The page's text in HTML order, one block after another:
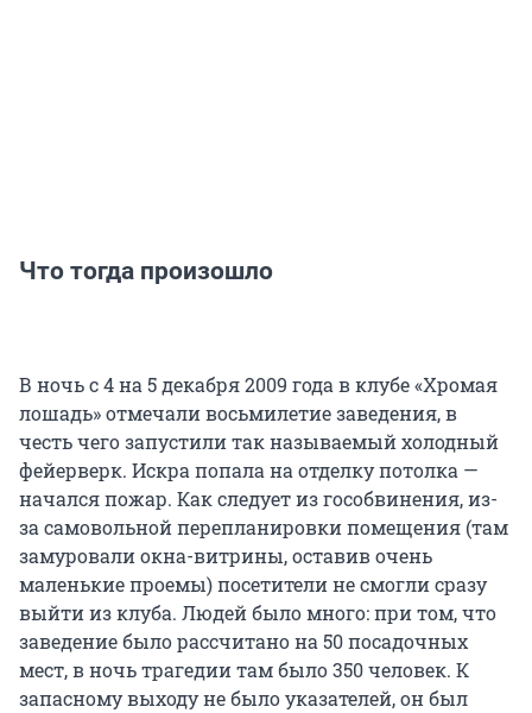
Что тогда произошло
В ночь с 4 на 5 декабря 2009 года в клубе «Хромая
лошадь» отмечали восьмилетие заведения, в
честь чего запустили так называемый холодный
фейерверк. Искра попала на отделку потолка —
начался пожар. Как следует из гособвинения, из-
за самовольной перепланировки помещения (там
замуровали окна-витрины, оставив очень
маленькие проемы) посетители не смогли сразу
выйти из клуба. Людей было много: при том, что
заведение было рассчитано на 50 посадочных
мест, в ночь трагедии там было 350 человек. К
запасному выходу не было указателей, он был